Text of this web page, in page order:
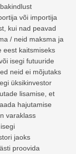
või importija
kui nad peavad
/ neid maksma ja
eest kaitsmiseks
isegi futuuride
neid ei mõjutaks
üksikinvestor
lisamise, et
hajutamise
varaklass
jaoks
proovida